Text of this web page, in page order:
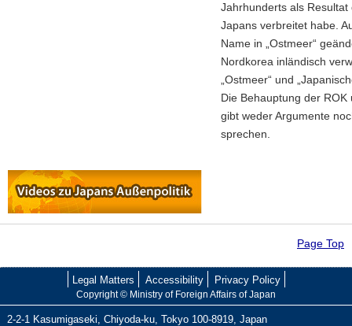
Jahrhunderts als
Japans verbreitet habe.
Name in „Ostmeer“
Nordkorea inländisch
„Ostmeer“ und
Die Behauptung der
gibt weder Argumente
sprechen.
Page Top
Legal Matters Accessibility Privacy Policy
Copyright © Ministry of Foreign Affairs of Japan
2-2-1 Kasumigaseki, Chiyoda-ku, Tokyo 100-8919, Japan